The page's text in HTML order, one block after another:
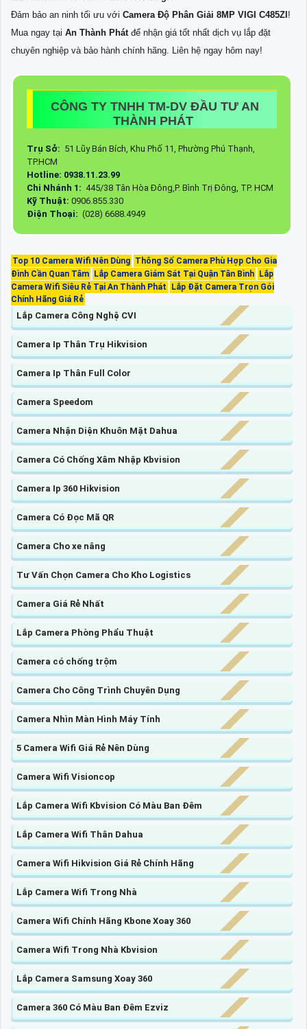
Đảm bảo an ninh tối ưu với Camera Độ Phân Giải 8MP VIGI C485ZI !
Mua ngay tại An Thành Phátđể nhận giá tốt nhất dịch vụ lắp đặt
chuyên nghiệp và bảo hành chính hãng. Liên hệ ngay hôm nay!
CÔNG TY TNHH TM-DV ĐẦU TƯ AN
THÀNH PHÁT
Trụ Sở: 51 Lũy Bán Bích, Khu Phố 11, Phường Phú Thạnh,
TP.HCM
Hotline: 0938.11.23.99
Chi Nhánh 1: 445/38 Tân Hòa Đông,P. Bình Trị Đông, TP. HCM
Kỹ Thuật: 0906.855.330
Điện Thoại: (028) 6688.4949
Top 10 Camera Wifi Nên Dùng Thông Số Camera Phù Hợp Cho Gia
Đình Cần Quan Tâm
Lắp Camera Giám Sát Tại Quận Tân Bình
Lắp
Camera Wifi Siêu Rẻ Tại An Thành Phát
Lắp Đặt Camera Trọn Gói
Chính Hãng Giá Rẻ
Lắp Camera Công Nghệ CVI
Camera Ip Thân Trụ Hikvision
Camera Ip Thân Full Color
Camera Speedom
Camera Nhận Diện Khuôn Mặt Dahua
Camera Có Chống Xâm Nhập Kbvision
Camera Ip 360 Hikvision
Camera Có Đọc Mã QR
Camera Cho xe nâng
Tư Vấn Chọn Camera Cho Kho Logistics
Camera Giá Rẻ Nhất
Lắp Camera Phòng Phẩu Thuật
Camera có chống trộm
Camera Cho Công Trình Chuyên Dụng
Camera Nhìn Màn Hình Máy Tính
5 Camera Wifi Giá Rẻ Nên Dùng
Camera Wifi Visioncop
Lắp Camera Wifi Kbvision Có Màu Ban Đêm
Lắp Camera Wifi Thân Dahua
Camera Wifi Hikvision Giá Rẻ Chính Hãng
Lắp Camera Wifi Trong Nhà
Camera Wifi Chính Hãng Kbone Xoay 360
Camera Wifi Trong Nhà Kbvision
Lắp Camera Samsung Xoay 360
Camera 360 Có Màu Ban Đêm Ezviz